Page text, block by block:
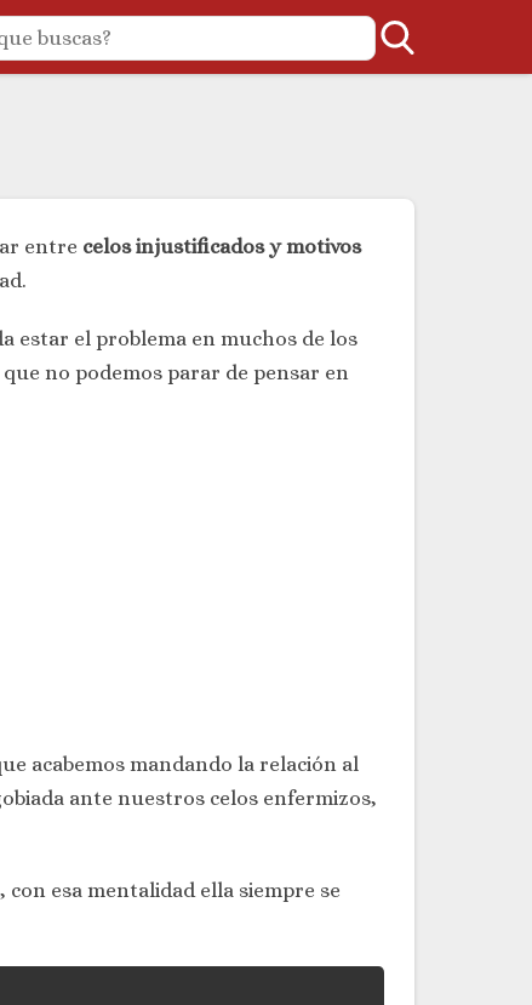
entre celos injustificados y motivos
estar el problema en muchos de los
no podemos parar de pensar en
acabemos mandando la relación al
ante nuestros celos enfermizos,
esa mentalidad ella siempre se